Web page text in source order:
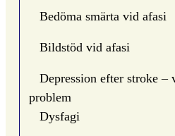
Bedöma smärta vid afasi
Bildstöd vid afasi
Depression efter stroke –
problem
Dysfagi